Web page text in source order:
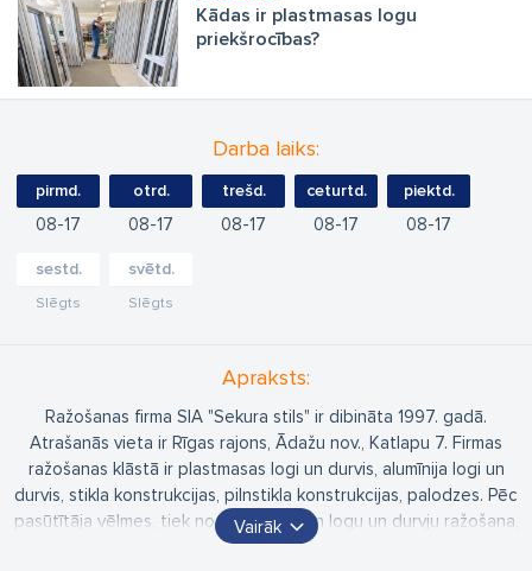
Kādas ir plastmasas logu
priekšrocības?
Darba laiks:
pirmd.
08 17
otrd.
08 17
trešd.
08 17
ceturtd.
08 17
piektd.
08 17
sestd.
Slēgts
svētd.
Slēgts
Apraksts:
Ražošanas firma SIA "Sekura stils" ir dibināta 1997. gadā.
Atrašanās vieta ir Rīgas rajons, Ādažu nov., Katlapu 7. Firmas
ražošanas klāstā ir plastmasas logi un durvis, alumīnija logi un
durvis, stikla konstrukcijas, pilnstikla konstrukcijas, palodzes. Pēc
pasūtītāja vēlmes, tiek nodrošināta gan logu un durvju ražošana,
gan logu un durvju uzstādīšana.
Vairāk